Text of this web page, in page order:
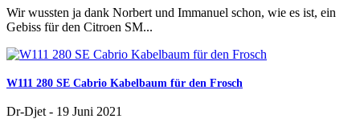
Wir wussten ja dank Norbert und Immanuel schon, wie es ist, ein
Gebiss für den Citroen SM...
W111 280 SE Cabrio Kabelbaum für den Frosch
Dr-Djet - 19 Juni 2021